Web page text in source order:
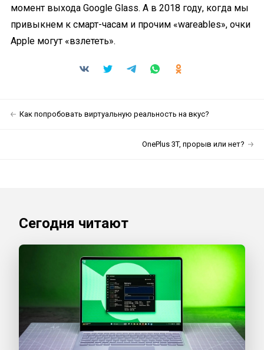
момент выхода Google Glass. А в 2018 году, когда мы
привыкнем к смарт-часам и прочим «wareables», очки
Apple могут «взлететь».
Как попробовать виртуальную реальность на вкус?
OnePlus 3T, прорыв или нет?
Сегодня читают